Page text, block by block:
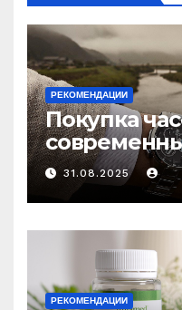
РЕКОМЕНДАЦИИ
Покупка
выбору
31.08.2025
РЕКОМЕНДАЦИИ